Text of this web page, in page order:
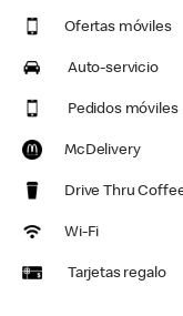
Ofertas móviles
Auto-servicio
Pedidos móviles
McDelivery
Drive Thru
Wi-Fi
Tarjetas regalo